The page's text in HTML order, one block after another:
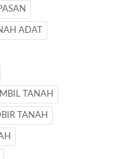
ADAT
TANAH
TANAH